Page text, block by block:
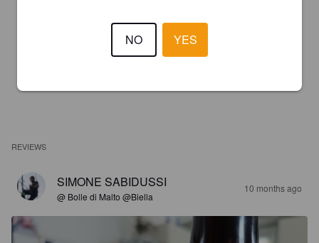
REVIEWS
SIMONE SABIDUSSI
@ Bolle di Malto @Biella
10 months ago
NO YES